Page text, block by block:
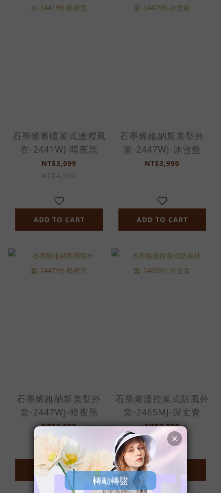
石墨烯蓄暖英式連帽風
衣-2441WJ-暗夜黑
NT$3,099
NT$4,990
ADD TO CART
石墨烯維納斯美型外
套-2447WJ-冰雪藍
NT$3,990
ADD TO CART
石墨烯維納斯美型外
套-2447WJ-暗夜黑
NT$3,990
ADD TO CART
石墨烯溫控英式防風外
套-2465MJ-深丈青
NT$3,990
ADD TO CART